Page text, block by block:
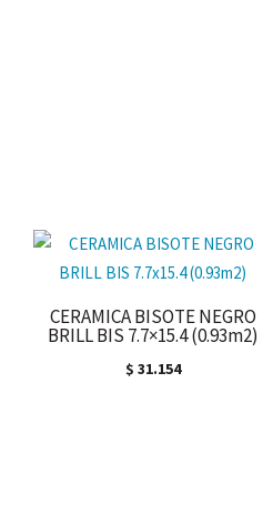
CERAMICA BISOTE NEGRO
BRILL BIS 7.7×15.4 (0.93m2)
$ 31.154